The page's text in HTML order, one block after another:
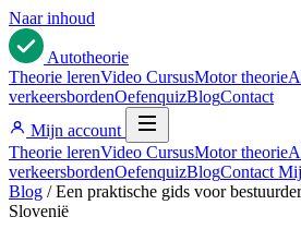
Naar inhoud
Autotheorie
Theorie lerenVideo CursusMotor theorie
verkeersbordenOefenquizBlogContact
Mijn account
Theorie lerenVideo CursusMotor theorie
verkeersbordenOefenquizBlogContact
Blog / Een praktische gids voor
Slovenië